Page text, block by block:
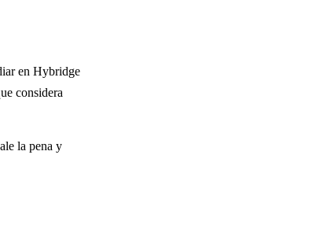
en Hybridge
considera
la pena y